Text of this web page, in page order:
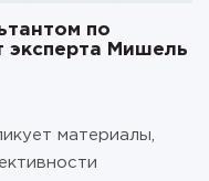
по
эксперта Мишель
материалы,